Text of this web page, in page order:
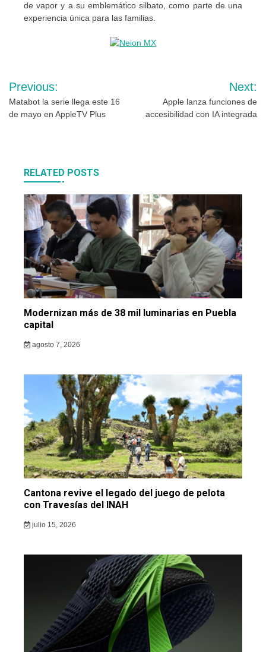
de vapor y a su emblemático silbato, como parte de una
experiencia única para las familias.
Navegación
de
Previous:
Matabot la serie llega este 16
de mayo en AppleTV Plus
Next:
Apple lanza funciones de
accesibilidad con IA integrada
RELATED POSTS
Modernizan más de 38 mil luminarias en Puebla
capital
agosto 7, 2026
Cantona revive el legado del juego de pelota
con Travesías del INAH
julio 15, 2026